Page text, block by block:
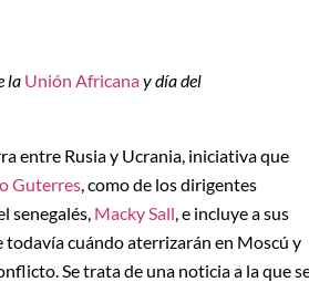
la Unión Africanay día del
entre Rusia y Ucrania, iniciativa que
Guterres , como de los dirigentes
senegalés, Macky Sall , e incluye a sus
todavía cuándo aterrizarán en Moscú y
Se trata de una noticia a la que